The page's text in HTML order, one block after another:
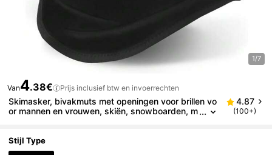
1/7
Van4.38€ Prijs inclusief btw en invoerrechten
Skimasker, bivakmuts met openingen voor brillen vo
or mannen en vrouwen, skiën, snowboarden, m
4.87
(100+)
Stijl Type